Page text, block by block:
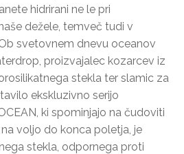
hidrirani ne le pri
dežele, temveč tudi v
svetovnem dnevu oceanov
proizvajalec kozarcev iz
stekla ter slamic za
ekskluzivno serijo
ki spominjajo na čudoviti
voljo do konca poletja, je
stekla, odpornega proti